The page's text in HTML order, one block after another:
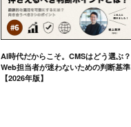
AI時代だからこそ。CMSはどう選ぶ？
Web担当者が迷わないための判断基準
【2026年版】